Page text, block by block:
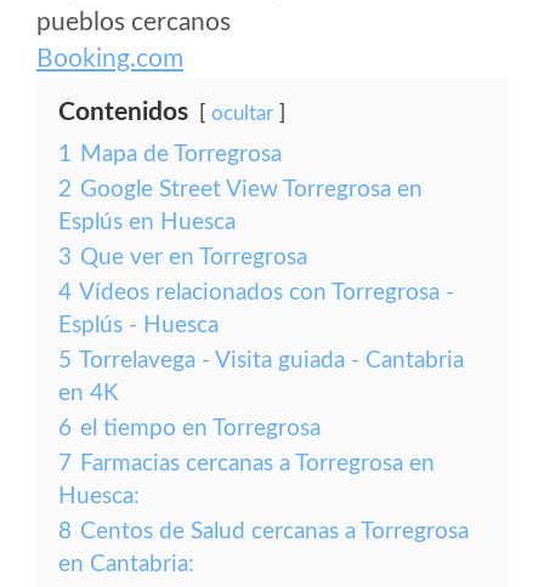
pueblos cercanos
Booking.com
Contenidos ocultar
1 Mapa de Torregrosa
2 Google Street View Torregrosa en
Esplús en Huesca
3 Que ver en Torregrosa
4 Vídeos relacionados con Torregrosa -
Esplús - Huesca
5 Torrelavega - Visita guiada - Cantabria
en 4K
6 el tiempo en Torregrosa
7 Farmacias cercanas a Torregrosa en
Huesca:
8 Centos de Salud cercanas a Torregrosa
en Cantabria: